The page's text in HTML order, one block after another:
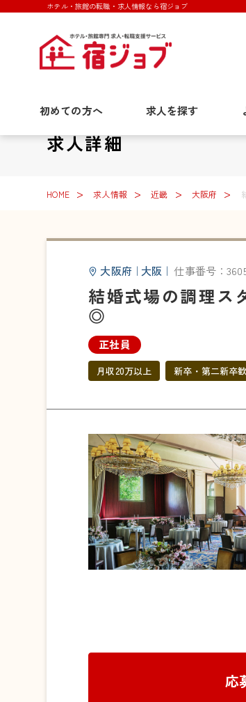
ホテル・旅館の転職・求人情報なら宿ジョブ
初めての方へ 求人を探す
求人詳細
HOME 求人情報 近畿 大阪府
大阪府 ｜大阪 ｜ 仕事番号：
結婚式場の調理
◎
正社員
月収20万以上 新卒・第二新卒
応